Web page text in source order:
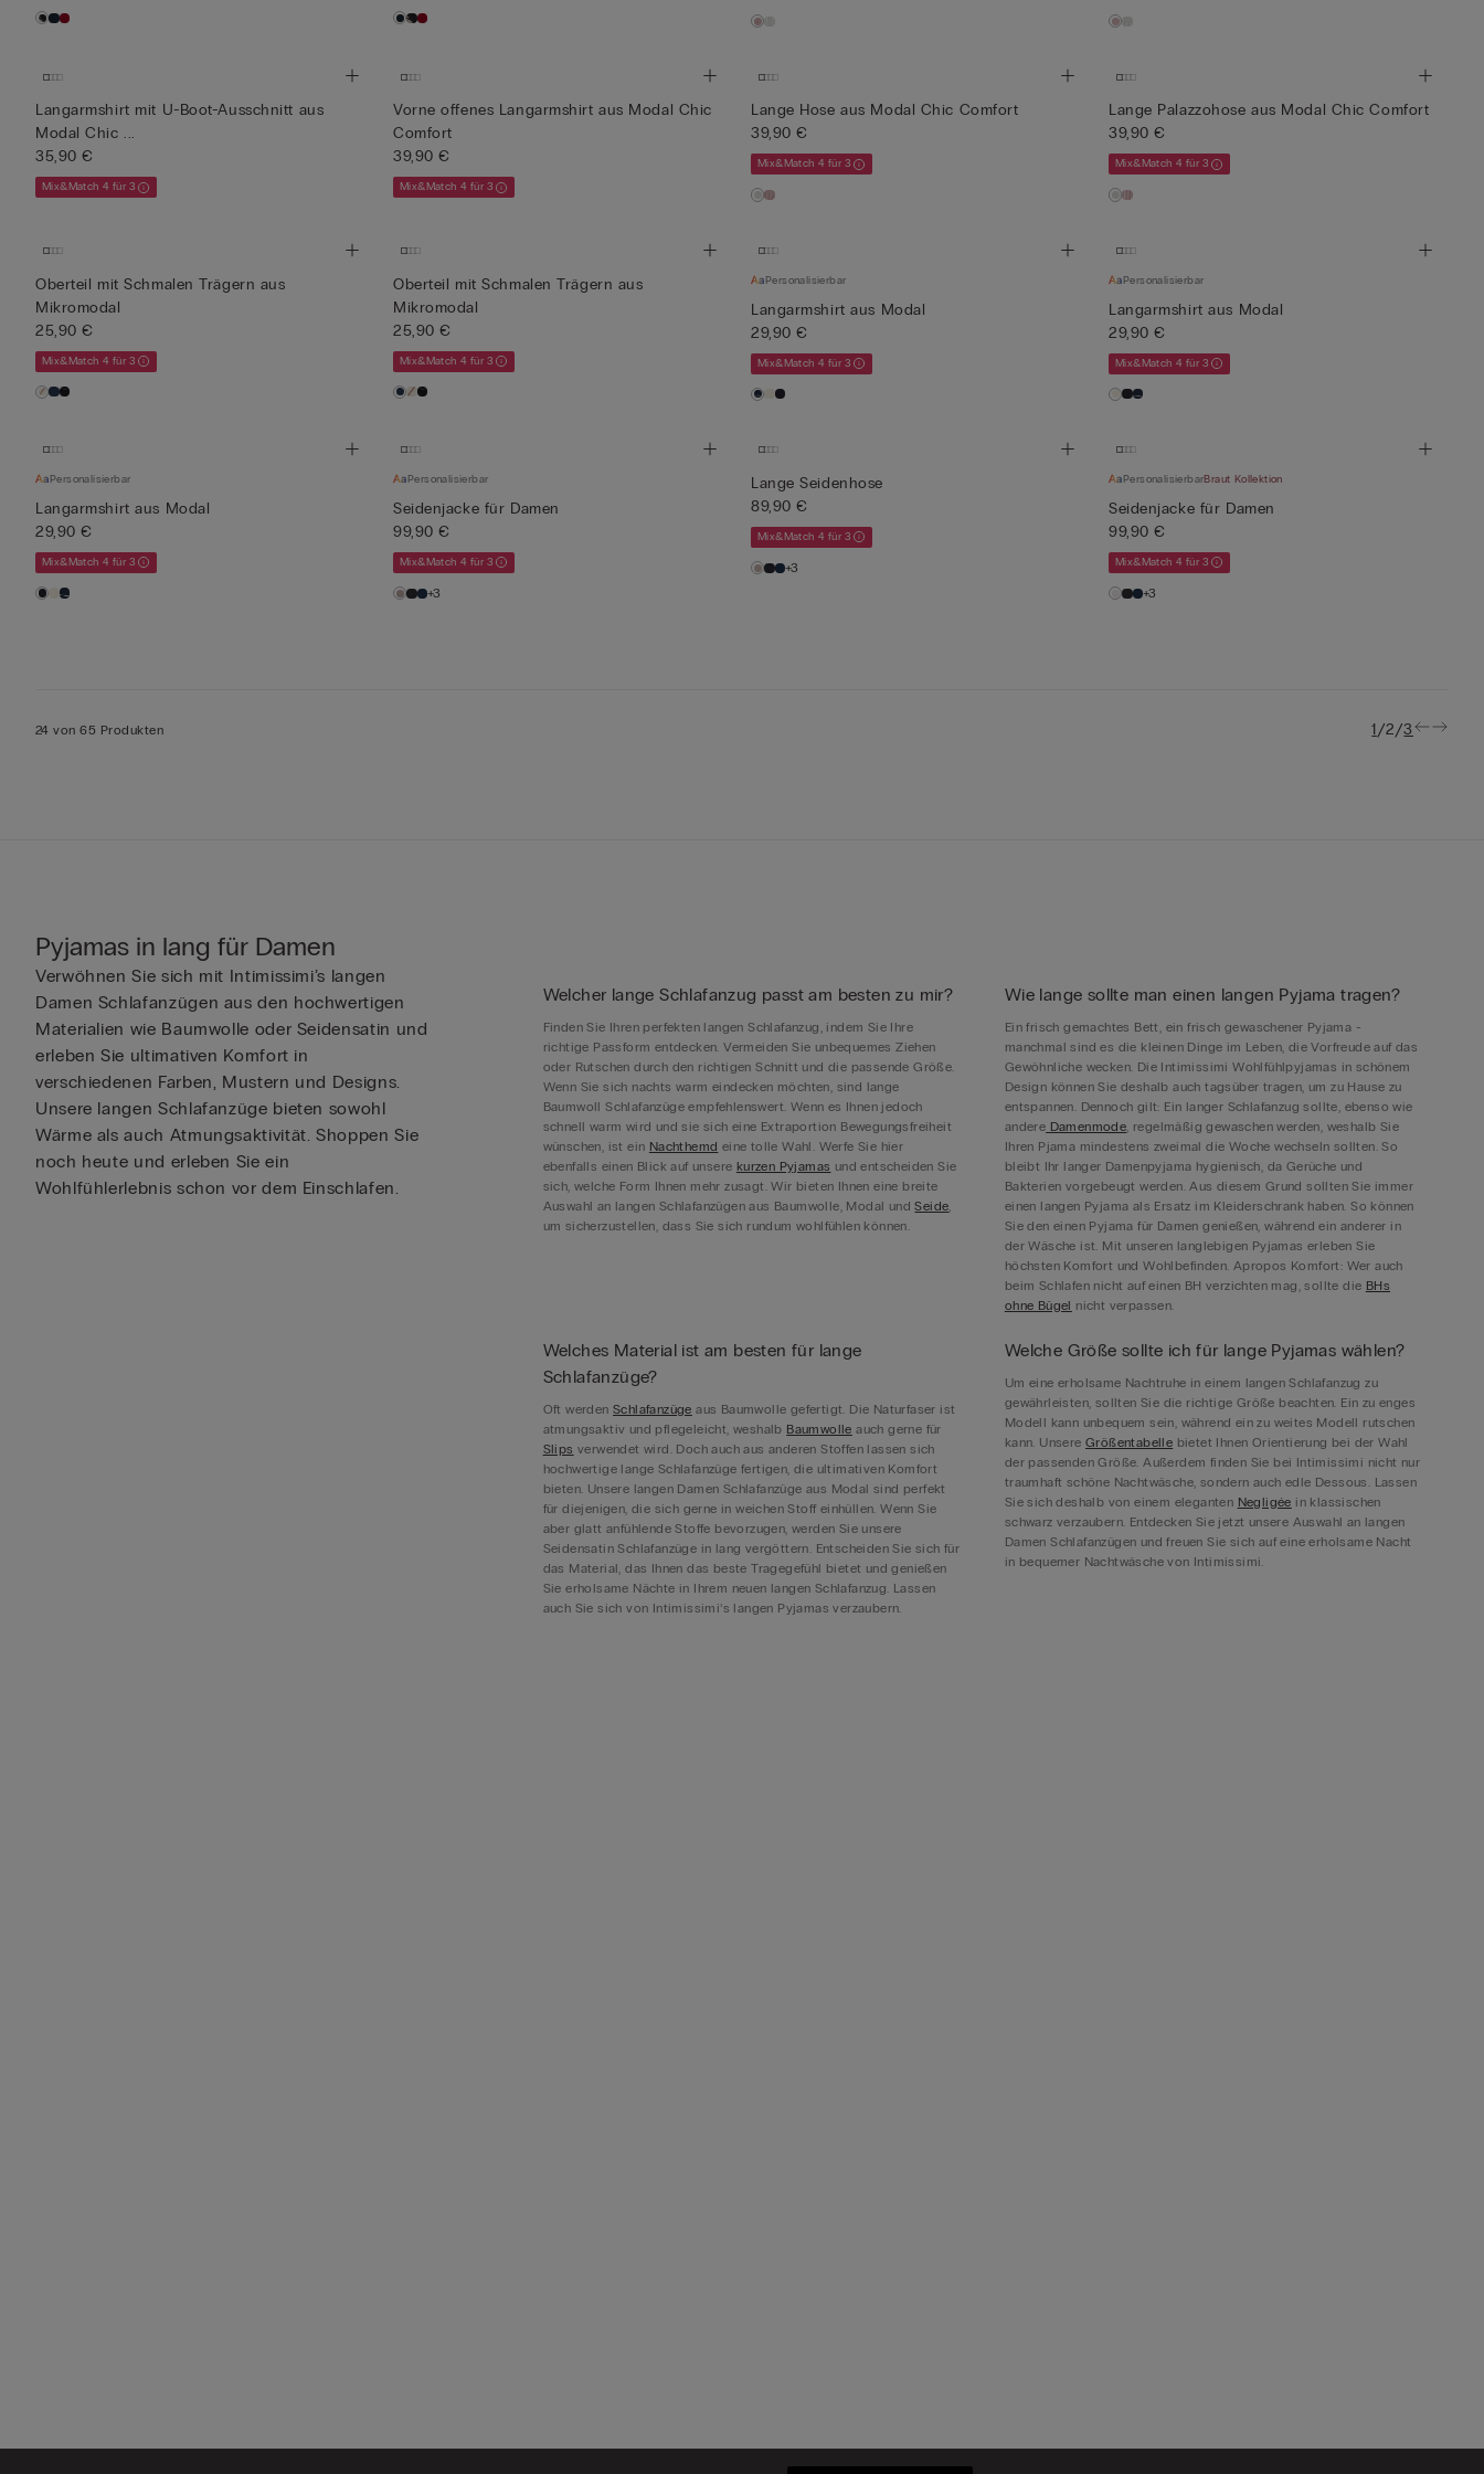
Langarmshirt mit U-Boot-Ausschnitt aus
Modal Chic ...
35,90 €
Mix&Match 4 für 3
Vorne offenes Langarmshirt aus Modal Chic
Comfort
39,90 €
Mix&Match 4 für 3
Lange Hose aus Modal Chic Comfort
39,90 €
Mix&Match 4 für 3
Lange Palazzohose aus Modal Chic Comfort
39,90 €
Mix&Match 4 für 3
Oberteil mit Schmalen Trägern aus
Mikromodal
25,90 €
Mix&Match 4 für 3
Oberteil mit Schmalen Trägern aus
Mikromodal
25,90 €
Mix&Match 4 für 3
Personalisierbar
Langarmshirt aus Modal
29,90 €
Mix&Match 4 für 3
Personalisierbar
Langarmshirt aus Modal
29,90 €
Mix&Match 4 für 3
Personalisierbar
Langarmshirt aus Modal
29,90 €
Mix&Match 4 für 3
Personalisierbar
Seidenjacke für Damen
99,90 €
Mix&Match 4 für 3
+3
Lange Seidenhose
89,90 €
Mix&Match 4 für 3
+3
PersonalisierbarBraut Kollektion
Seidenjacke für Damen
99,90 €
Mix&Match 4 für 3
+3
24 von 65 Produkten 1/2/3
Pyjamas in lang für Damen
Verwöhnen Sie sich mit Intimissimi’s langen
Damen Schlafanzügen aus den hochwertigen
Materialien wie Baumwolle oder Seidensatin und
erleben Sie ultimativen Komfort in
verschiedenen Farben, Mustern und Designs.
Unsere langen Schlafanzüge bieten sowohl
Wärme als auch Atmungsaktivität. Shoppen Sie
noch heute und erleben Sie ein
Wohlfühlerlebnis schon vor dem Einschlafen.
Welcher lange Schlafanzug passt am besten zu mir?
Finden Sie Ihren perfekten langen Schlafanzug, indem Sie Ihre
richtige Passform entdecken. Vermeiden Sie unbequemes Ziehen
oder Rutschen durch den richtigen Schnitt und die passende Größe.
Wenn Sie sich nachts warm eindecken möchten, sind lange
Baumwoll Schlafanzüge empfehlenswert. Wenn es Ihnen jedoch
schnell warm wird und sie sich eine Extraportion Bewegungsfreiheit
wünschen, ist ein Nachthemd eine tolle Wahl. Werfe Sie hier
ebenfalls einen Blick auf unsere kurzen Pyjamas und entscheiden Sie
sich, welche Form Ihnen mehr zusagt. Wir bieten Ihnen eine breite
Auswahl an langen Schlafanzügen aus Baumwolle, Modal undSeide,
um sicherzustellen, dass Sie sich rundum wohlfühlen können.
Wie lange sollte man einen langen Pyjama tragen?
Ein frisch gemachtes Bett, ein frisch gewaschener Pyjama -
manchmal sind es die kleinen Dinge im Leben, die Vorfreude auf das
Gewöhnliche wecken. Die Intimissimi Wohlfühlpyjamas in schönem
Design können Sie deshalb auch tagsüber tragen, um zu Hause zu
entspannen. Dennoch gilt: Ein langer Schlafanzug sollte, ebenso wie
andere Damenmode, regelmäßig gewaschen werden, weshalb Sie
Ihren Pjama mindestens zweimal die Woche wechseln sollten. So
bleibt Ihr langer Damenpyjama hygienisch, da Gerüche und
Bakterien vorgebeugt werden. Aus diesem Grund sollten Sie immer
einen langen Pyjama als Ersatz im Kleiderschrank haben. So können
Sie den einen Pyjama für Damen genießen, während ein anderer in
der Wäsche ist. Mit unseren langlebigen Pyjamas erleben Sie
höchsten Komfort und Wohlbefinden. Apropos Komfort: Wer auch
beim Schlafen nicht auf einen BH verzichten mag, sollte die BHs
ohne Bügel nicht verpassen.
Welches Material ist am besten für lange
Schlafanzüge?
Oft werdenSchlafanzüge aus Baumwolle gefertigt. Die Naturfaser ist
atmungsaktiv und pflegeleicht, weshalb Baumwolle auch gerne für
Slips verwendet wird. Doch auch aus anderen Stoffen lassen sich
hochwertige lange Schlafanzüge fertigen, die ultimativen Komfort
bieten. Unsere langen Damen Schlafanzüge aus Modal sind perfekt
für diejenigen, die sich gerne in weichen Stoff einhüllen. Wenn Sie
aber glatt anfühlende Stoffe bevorzugen, werden Sie unsere
Seidensatin Schlafanzüge in lang vergöttern. Entscheiden Sie sich für
das Material, das Ihnen das beste Tragegefühl bietet und genießen
Sie erholsame Nächte in Ihrem neuen langen Schlafanzug. Lassen
auch Sie sich von Intimissimi’s langen Pyjamas verzaubern.
Welche Größe sollte ich für lange Pyjamas wählen?
Um eine erholsame Nachtruhe in einem langen Schlafanzug zu
gewährleisten, sollten Sie die richtige Größe beachten. Ein zu enges
Modell kann unbequem sein, während ein zu weites Modell rutschen
kann. UnsereGrößentabelle bietet Ihnen Orientierung bei der Wahl
der passenden Größe. Außerdem finden Sie bei Intimissimi nicht nur
traumhaft schöne Nachtwäsche, sondern auch edle Dessous. Lassen
Sie sich deshalb von einem eleganten Negligée in klassischen
schwarz verzaubern. Entdecken Sie jetzt unsere Auswahl an langen
Damen Schlafanzügen und freuen Sie sich auf eine erholsame Nacht
in bequemer Nachtwäsche von Intimissimi.